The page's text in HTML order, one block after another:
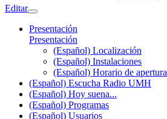
Editar
Presentación
Presentación
(Español) Localización
(Español) Instalaciones
(Español) Horario de apertura
(Español) Escucha Radio UMH
(Español) Hoy suena...
(Español) Programas
(Español) Usuarios